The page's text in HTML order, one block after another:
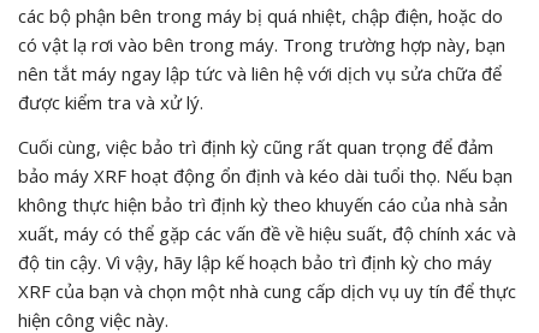
các bộ phận bên trong máy bị quá nhiệt, chập điện, hoặc do
có vật lạ rơi vào bên trong máy. Trong trường hợp này, bạn
nên tắt máy ngay lập tức và liên hệ với dịch vụ sửa chữa để
được kiểm tra và xử lý.
Cuối cùng, việc bảo trì định kỳ cũng rất quan trọng để đảm
bảo máy XRF hoạt động ổn định và kéo dài tuổi thọ. Nếu bạn
không thực hiện bảo trì định kỳ theo khuyến cáo của nhà sản
xuất, máy có thể gặp các vấn đề về hiệu suất, độ chính xác và
độ tin cậy. Vì vậy, hãy lập kế hoạch bảo trì định kỳ cho máy
XRF của bạn và chọn một nhà cung cấp dịch vụ uy tín để thực
hiện công việc này.